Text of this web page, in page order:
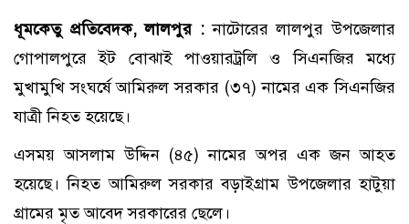
ধূমকেতু প্রতিবেদক, লালপুর :নাটোরের লালপুর উপজেলার
গোপালপুরে ইট বোঝাই পাওয়ারট্রলি ও সিএনজির মধ্যে
মুখামুখি সংঘর্ষে আমিরুল সরকার (৩৭) নামের এক সিএনজির
যাত্রী নিহত হয়েছে।
এসময় আসলাম উদ্দিন (৪৫) নামের অপর এক জন আহত
হয়েছে। নিহত আমিরুল সরকার বড়াইগ্রাম উপজেলার হাটুয়া
গ্রামের মৃত আবেদ সরকারের ছেলে।